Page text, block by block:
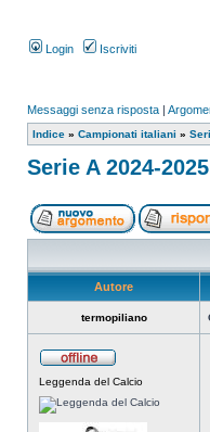
Login Iscriviti
Messaggi senza risposta |
Indice » Campionati italiani »
Serie A 2024-
Autore
termopiliano
Leggenda del Calcio